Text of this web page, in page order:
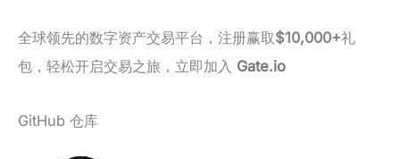
全球领先的数字资产交易平台，注册赢取$10,000+礼
包，轻松开启交易之旅，立即加入 Gate.io
GitHub 仓库